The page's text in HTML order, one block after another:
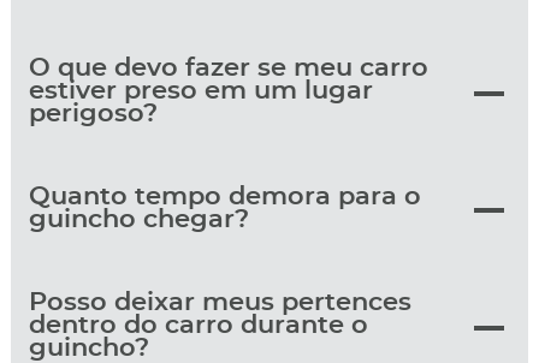
O que devo fazer se meu carro
estiver preso em um lugar
perigoso?
Quanto tempo demora para o
guincho chegar?
Posso deixar meus pertences
dentro do carro durante o
guincho?